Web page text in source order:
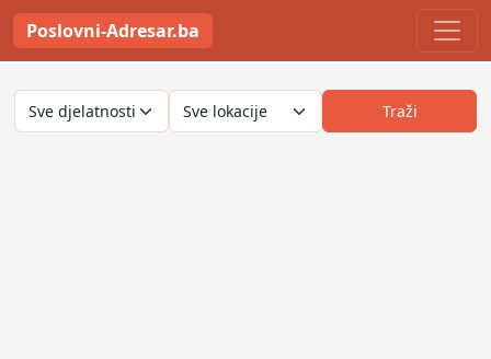
Poslovni-Adresar.ba
Traži